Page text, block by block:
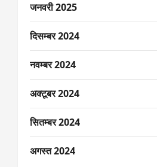
जनवरी 2025
दिसम्बर 2024
नवम्बर 2024
अक्टूबर 2024
सितम्बर 2024
अगस्त 2024